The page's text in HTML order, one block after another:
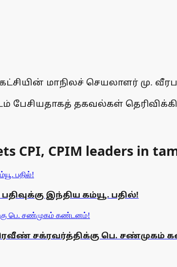
மாநிலச் செயலாளர் மு.
பேசியதாகத் தகவல்கள்
CPI, CPIM leaders in
இந்திய கம்யூ. பதில்!
சக்ரவர்த்திக்கு பெ.